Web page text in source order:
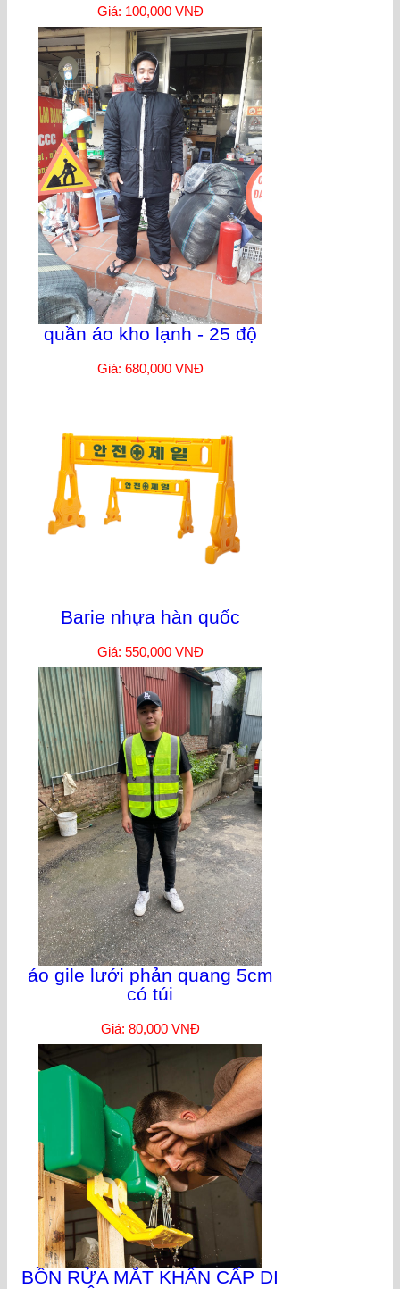
Giá: 100,000 VNĐ
quần áo kho lạnh - 25 độ
Giá: 680,000 VNĐ
Barie nhựa hàn quốc
Giá: 550,000 VNĐ
áo gile lưới phản quang 5cm
có túi
Giá: 80,000 VNĐ
BỒN RỬA MẮT KHẨN CẤP DI